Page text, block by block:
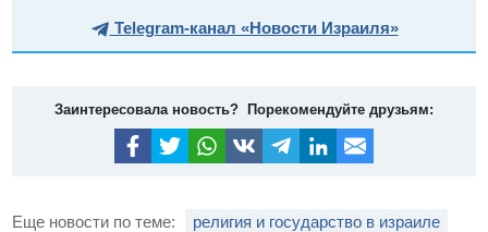
Telegram-канал «Новости Израиля»
Заинтересовала новость? Порекомендуйте друзьям:
Еще новости по теме:
религия и государство в израиле